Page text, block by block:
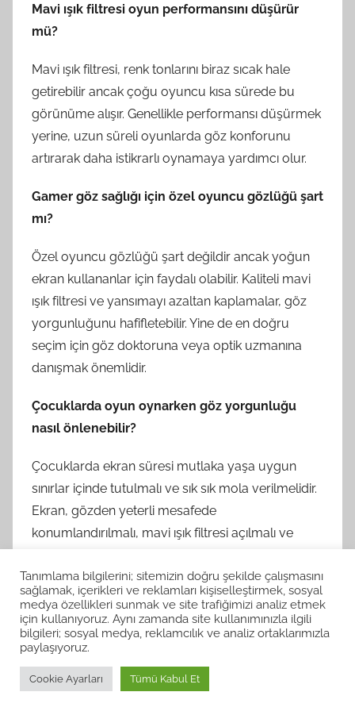
Mavi ışık filtresi oyun performansını düşürür
mü?
Mavi ışık filtresi, renk tonlarını biraz sıcak hale
getirebilir ancak çoğu oyuncu kısa sürede bu
görünüme alışır. Genellikle performansı düşürmek
yerine, uzun süreli oyunlarda göz konforunu
artırarak daha istikrarlı oynamaya yardımcı olur.
Gamer göz sağlığı için özel oyuncu gözlüğü şart
mı?
Özel oyuncu gözlüğü şart değildir ancak yoğun
ekran kullananlar için faydalı olabilir. Kaliteli mavi
ışık filtresi ve yansımayı azaltan kaplamalar, göz
yorgunluğunu hafifletebilir. Yine de en doğru
seçim için göz doktoruna veya optik uzmanına
danışmak önemlidir.
Çocuklarda oyun oynarken göz yorgunluğu
nasıl önlenebilir?
Çocuklarda ekran süresi mutlaka yaşa uygun
sınırlar içinde tutulmalı ve sık sık mola verilmelidir.
Ekran, gözden yeterli mesafede
konumlandırılmalı, mavi ışık filtresi açılmalı ve
muayenesi de çocukların göz sağlığı için kritik
öneme sahiptir.
Peki Bunlar?
Oyun Bağımlılığı Belirtileri ve Çözüm Yolları
Tanımlama bilgilerini; sitemizin doğru şekilde çalışmasını
sağlamak, içerikleri ve reklamları kişiselleştirmek, sosyal
medya özellikleri sunmak ve site trafiğimizi analiz etmek
için kullanıyoruz. Aynı zamanda site kullanımınızla ilgili
bilgileri; sosyal medya, reklamcılık ve analiz ortaklarımızla
paylaşıyoruz.
Cookie Ayarları Tümü Kabul Et